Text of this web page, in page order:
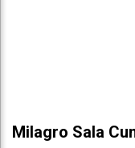
Milagro Sala